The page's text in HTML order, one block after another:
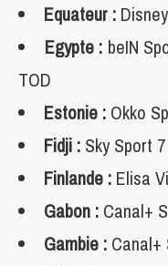
Equateur :
Egypte : beIN
TOD
Estonie : Okko
Fidji : Sky Sport
Finlande : Elisa
Gabon : Canal+
Gambie : Canal+